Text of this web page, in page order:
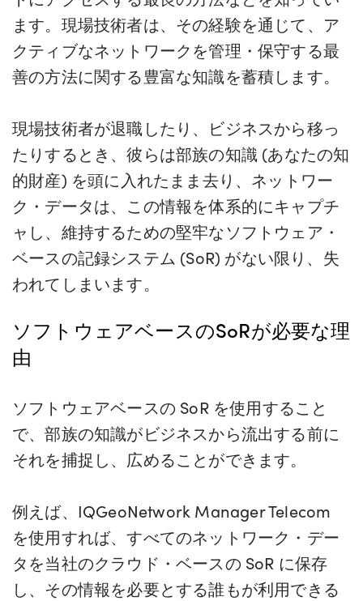
ます。現場技術者は、その経験を通じて、ア
クティブなネットワークを管理・保守する最
善の方法に関する豊富な知識を蓄積します。
現場技術者が退職したり、ビジネスから移っ
たりするとき、彼らは部族の知識 (あなたの知
的財産) を頭に入れたまま去り、ネットワー
ク・データは、この情報を体系的にキャプチ
ャし、維持するための堅牢なソフトウェア・
ベースの記録システム (SoR) がない限り、失
われてしまいます。
ソフトウェアベースのSoRが必要な理
由
ソフトウェアベースの SoR を使用すること
で、部族の知識がビジネスから流出する前に
それを捕捉し、広めることができます。
例えば、IQGeoNetwork Manager Telecom
を使用すれば、すべてのネットワーク・デー
タを当社のクラウド・ベースの SoR に保存
し、その情報を必要とする誰もが利用できる